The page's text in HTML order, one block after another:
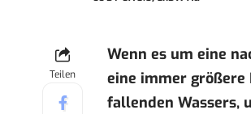
Teilen
Wenn es um eine
eine immer größere
fallenden Wassers,